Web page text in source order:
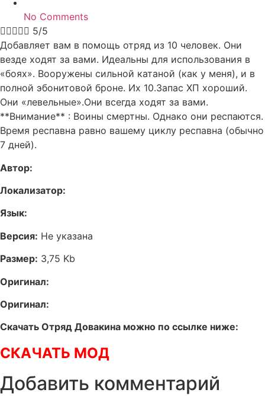
No Comments
 5/5
Добавляет вам в помощь отряд из 10 человек. Они
везде ходят за вами. Идеальны для использования в
«боях». Вооружены сильной катаной (как у меня), и в
полной эбонитовой броне. Их 10.Запас ХП хороший.
Они «левельные».Они всегда ходят за вами.
**Внимание** : Воины смертны. Однако они респаются.
Время респавна равно вашему циклу респавна (обычно
7 дней).
Автор:
Локализатор:
Язык:
Версия: Не указана
Размер: 3,75 Kb
Оригинал:
Оригинал:
Скачать Отряд Довакина можно по ссылке ниже:
СКАЧАТЬ МОД
Добавить комментарий